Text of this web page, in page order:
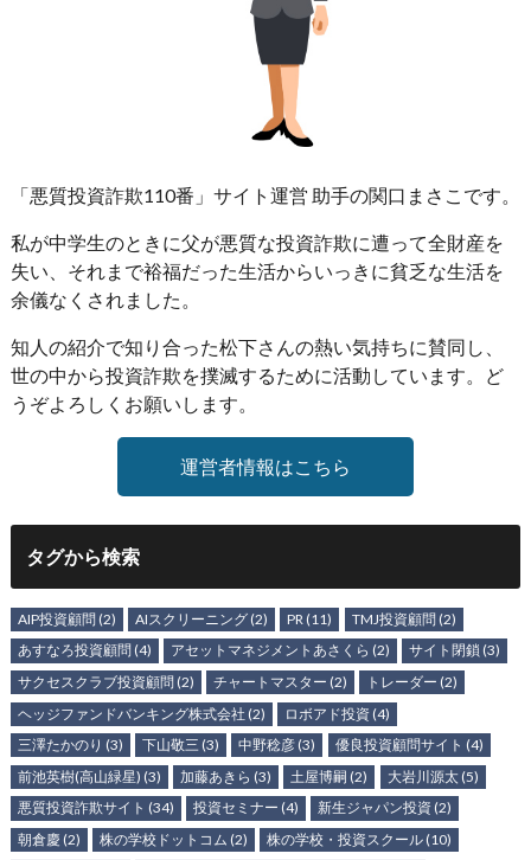
「悪質投資詐欺110番」サイト運営 助手の関口まさこです。
私が中学生のときに父が悪質な投資詐欺に遭って全財産を
失い、それまで裕福だった生活からいっきに貧乏な生活を
余儀なくされました。
知人の紹介で知り合った松下さんの熱い気持ちに賛同し、
世の中から投資詐欺を撲滅するために活動しています。ど
うぞよろしくお願いします。
運営者情報はこちら
タグから検索
AIP投資顧問 (2) AIスクリーニング (2) PR (11) TMJ投資顧問 (2)
あすなろ投資顧問 (4) アセットマネジメントあさくら (2) サイト閉鎖 (3)
サクセスクラブ投資顧問 (2) チャートマスター (2) トレーダー (2)
ヘッジファンドバンキング株式会社 (2) ロボアド投資 (4)
三澤たかのり (3) 下山敬三 (3) 中野稔彦 (3) 優良投資顧問サイト (4)
前池英樹(高山緑星) (3) 加藤あきら (3) 土屋博嗣 (2) 大岩川源太(5)
悪質投資詐欺サイト (34) 投資セミナー (4) 新生ジャパン投資 (2)
朝倉慶 (2) 株の学校ドットコム (2) 株の学校・投資スクール (10)